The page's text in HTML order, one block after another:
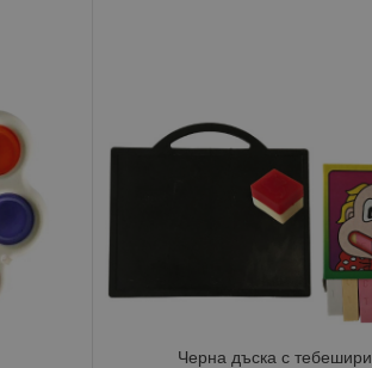
Черна дъска с тебешири